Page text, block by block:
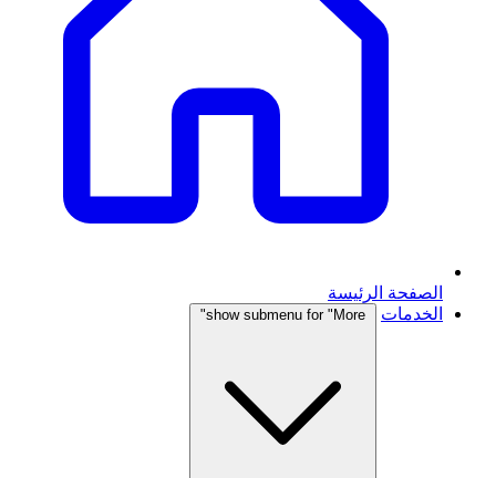
الصفحة الرئيسة
الخدمات
show submenu for "More"